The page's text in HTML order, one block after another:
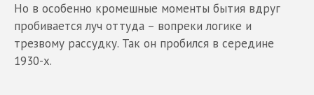
Но в особенно кромешные моменты бытия вдруг
пробивается луч оттуда – вопреки логике и
трезвому рассудку. Так он пробился в середине
1930-х.